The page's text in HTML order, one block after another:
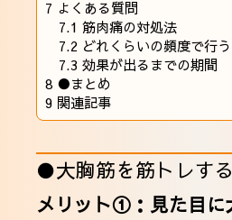
7 よくある質問
7.1 筋肉痛の対処法
7.2 どれくらいの頻度で行
7.3 効果が出るまでの期間
8 ●まとめ
9 関連記事
●大胸筋を筋トレす
メリット①：見た目に